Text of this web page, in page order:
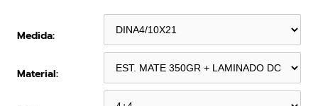
Medida:
Material: